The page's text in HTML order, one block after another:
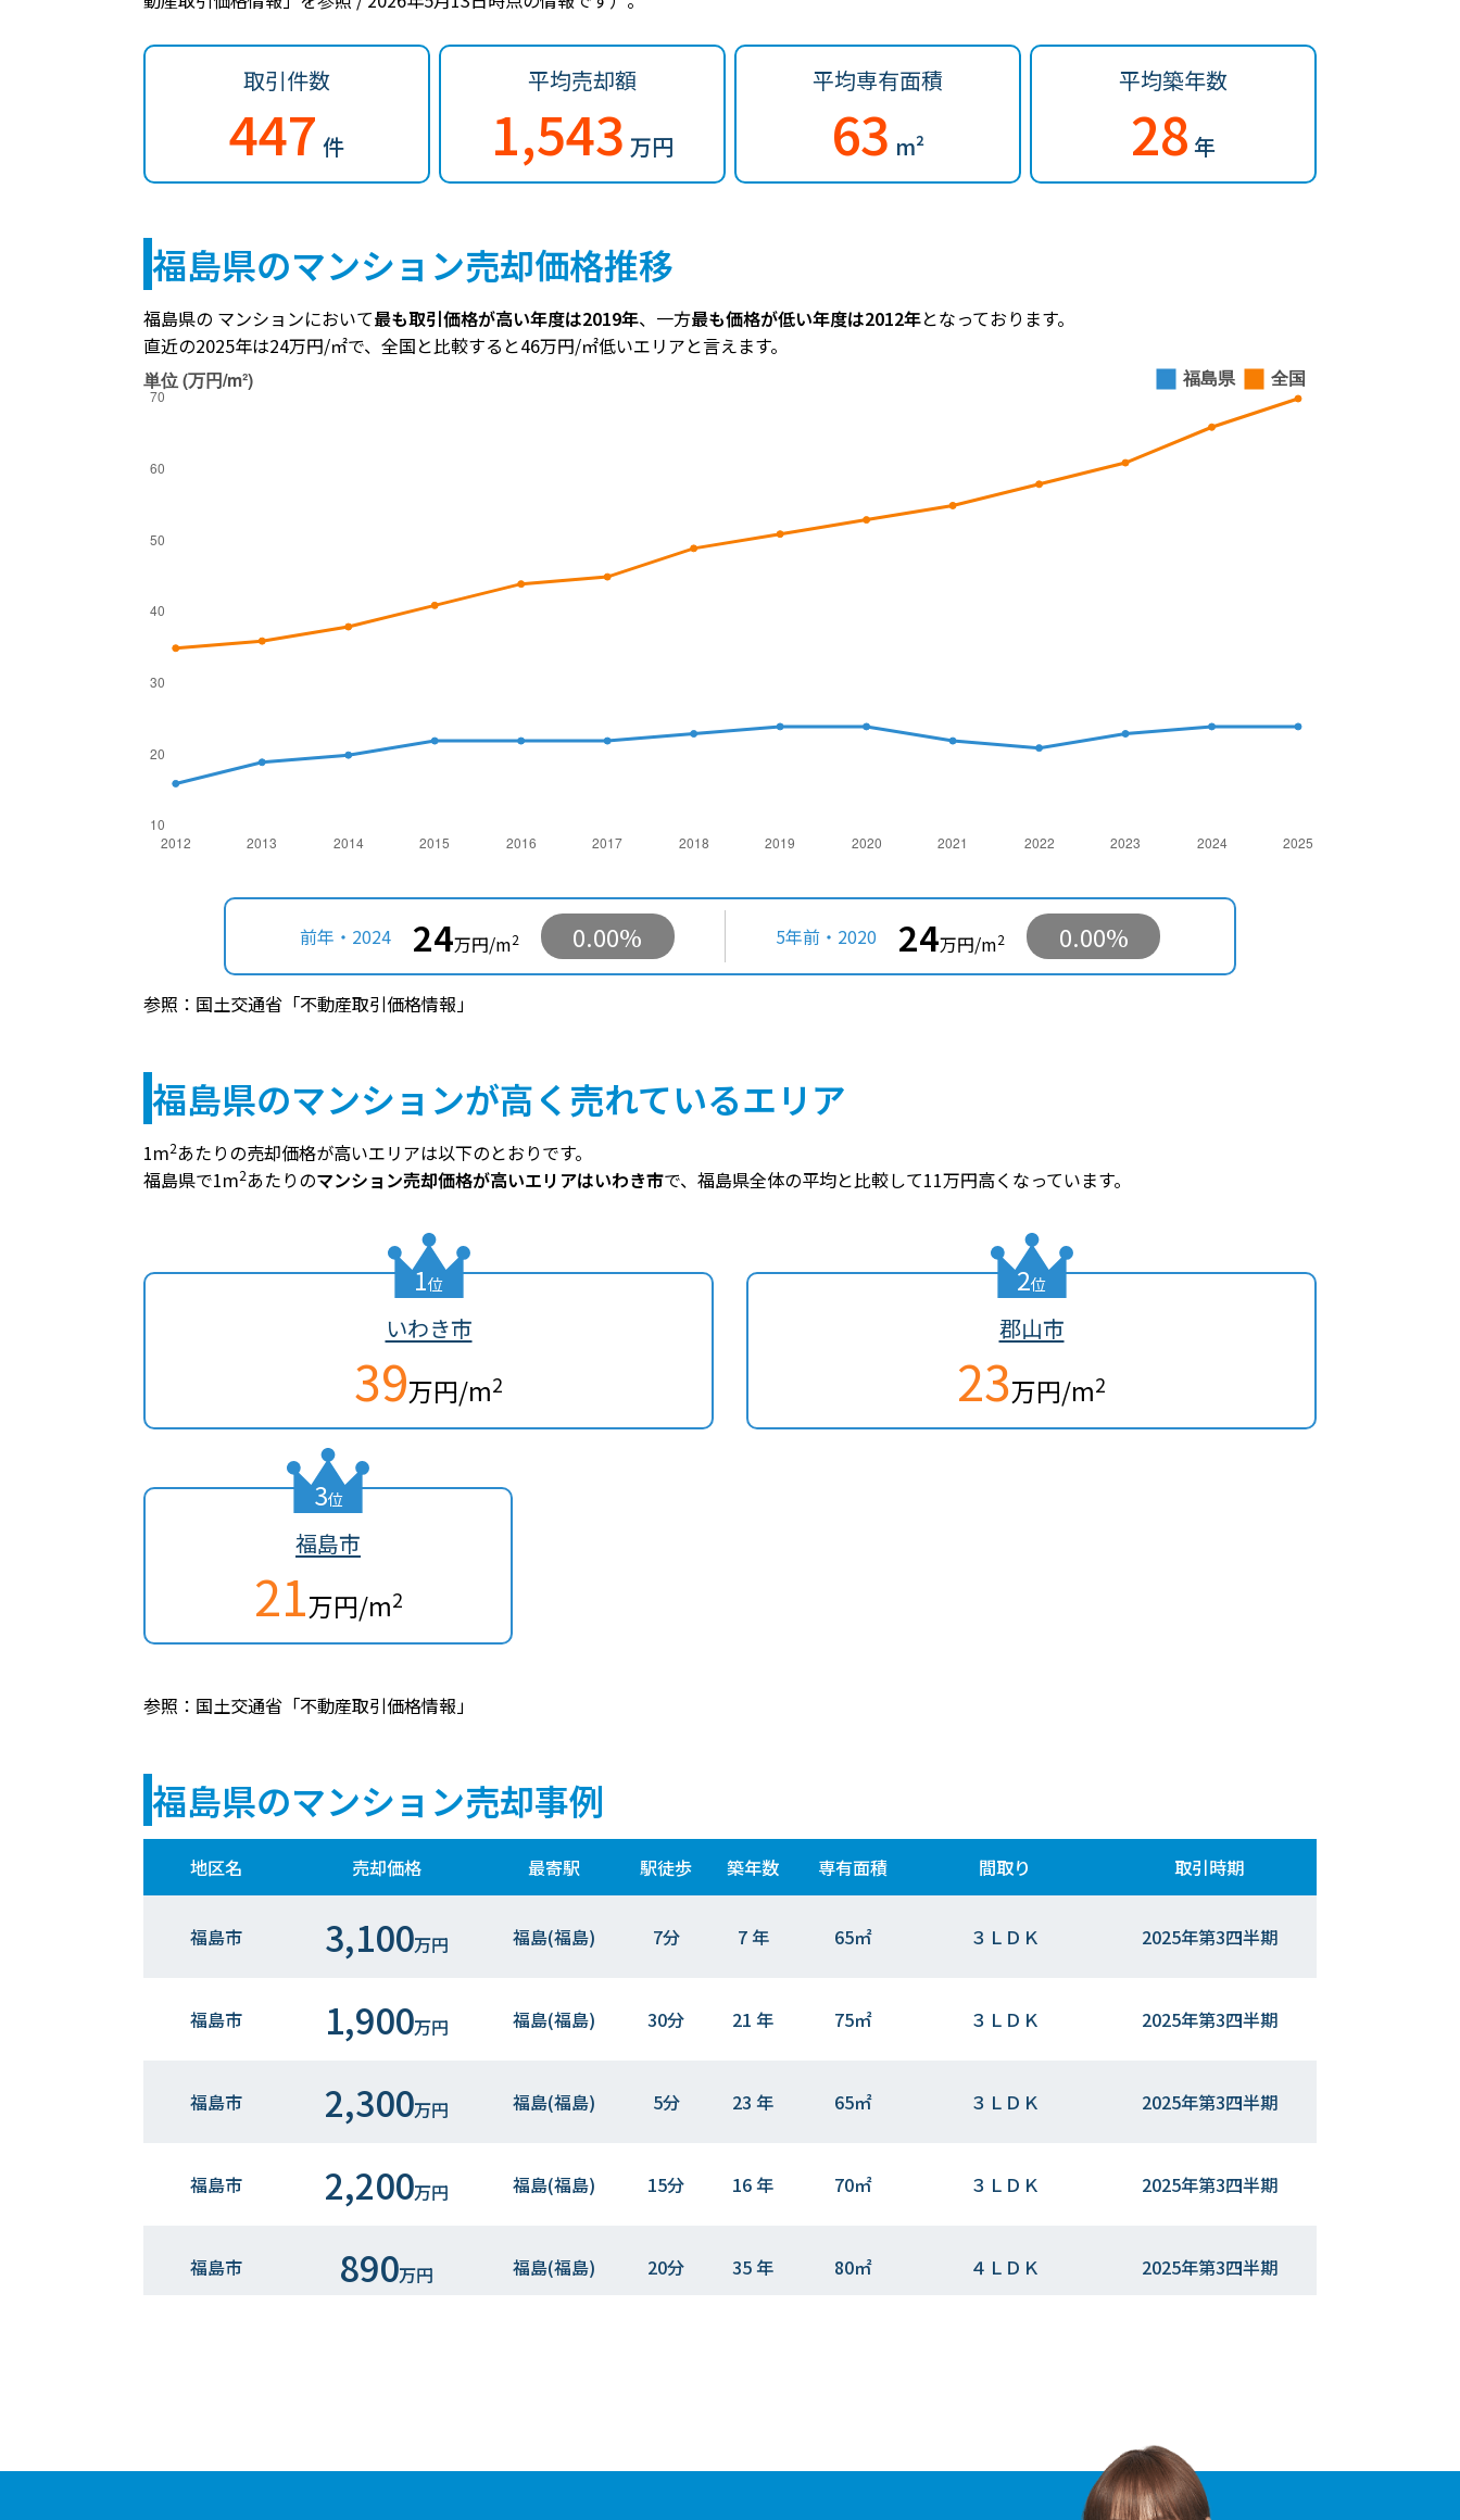
取引件数
447 件
平均売却額
1,543 万円
平均専有面積
63 m²
平均築年数
28 年
福島県のマンション売却価格推移
福島県の マンションにおいて最も取引価格が高い年度は2019年、一方最も価格が低い年度は2012年となっております。
直近の2025年は24万円/㎡で、全国と比較すると46万円/㎡低いエリアと言えます。
前年・2024 24万円/m2 0.00% 5年前・2020 24万円/m2 0.00%
参照：国土交通省「不動産取引価格情報」
福島県のマンションが高く売れているエリア
1m2あたりの売却価格が高いエリアは以下のとおりです。
福島県で1m2あたりのマンション売却価格が高いエリアはいわき市で、福島県全体の平均と比較して11万円高くなっています。
1位
いわき市
39万円/m2
2位
郡山市
23万円/m2
3位
福島市
21万円/m2
参照：国土交通省「不動産取引価格情報」
福島県のマンション売却事例
地区名 売却価格 最寄駅 駅徒歩 築年数 専有面積 間取り 取引時期
福島市 3,100万円 福島(福島) 7分 7 年 65㎡ ３ＬＤＫ 2025年第3四半期
福島市 1,900万円 福島(福島) 30分 21 年 75㎡ ３ＬＤＫ 2025年第3四半期
福島市 2,300万円 福島(福島) 5分 23 年 65㎡ ３ＬＤＫ 2025年第3四半期
福島市 2,200万円 福島(福島) 15分 16 年 70㎡ ３ＬＤＫ 2025年第3四半期
福島市 890万円 福島(福島) 20分 35 年 80㎡ ４ＬＤＫ 2025年第3四半期
2025年第3四半期